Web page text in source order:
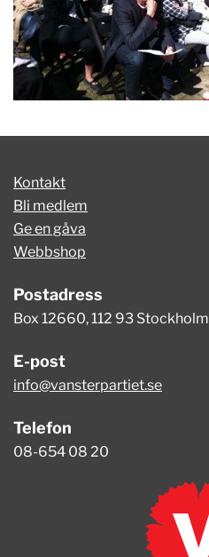
Kontakt
Bli medlem
Ge en gåva
Webbshop
Postadress
Box 12660, 112 93 Stockholm
E-post
info@vansterpartiet.se
Telefon
08-654 08 20